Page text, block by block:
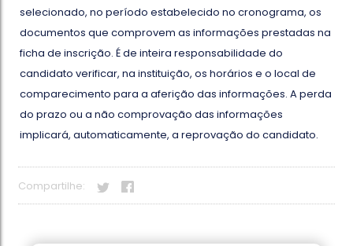
selecionado, no período estabelecido no cronograma, os
documentos que comprovem as informações prestadas na
ficha de inscrição. É de inteira responsabilidade do
candidato verificar, na instituição, os horários e o local de
comparecimento para a aferição das informações. A perda
do prazo ou a não comprovação das informações
implicará, automaticamente, a reprovação do candidato.
Compartilhe: